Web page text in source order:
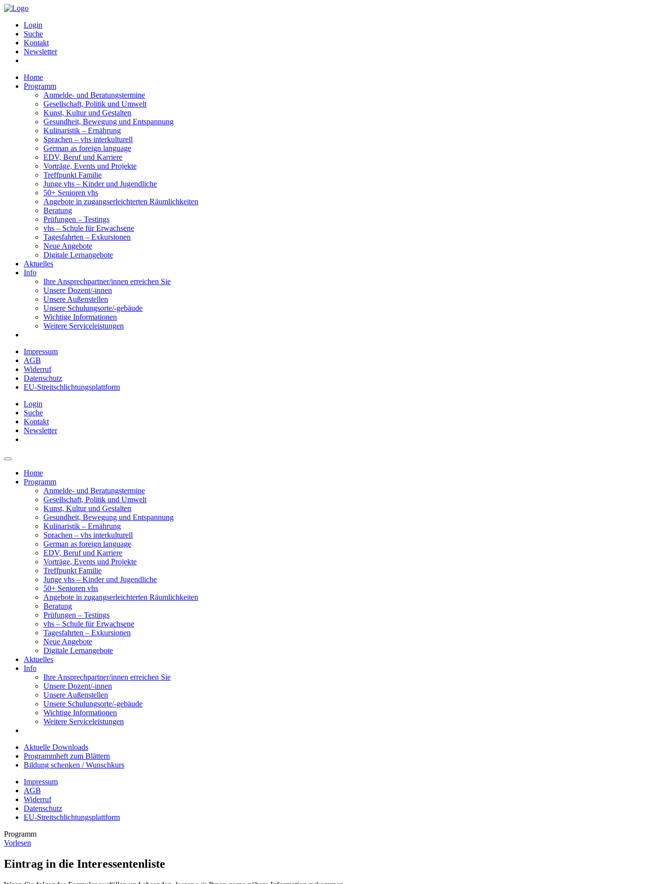
Login
Suche
Kontakt
Newsletter
Home
Programm
Anmelde- und Beratungstermine
Gesellschaft, Politik und Umwelt
Kunst, Kultur und Gestalten
Gesundheit, Bewegung und Entspannung
Kulinaristik – Ernährung
Sprachen – vhs interkulturell
German as foreign language
EDV, Beruf und Karriere
Vorträge, Events und Projekte
Treffpunkt Familie
Junge vhs – Kinder und Jugendliche
50+ Senioren vhs
Angebote in zugangserleichterten Räumlichkeiten
Beratung
Prüfungen – Testings
vhs – Schule für Erwachsene
Tagesfahrten – Exkursionen
Neue Angebote
Digitale Lernangebote
Aktuelles
Info
Ihre Ansprechpartner/innen erreichen Sie
Unsere Dozent/-innen
Unsere Außenstellen
Unsere Schulungsorte/-gebäude
Wichtige Informationen
Weitere Serviceleistungen
Impressum
AGB
Widerruf
Datenschutz
EU-Streitschlichtungsplattform
Login
Suche
Kontakt
Newsletter
Home
Programm
Anmelde- und Beratungstermine
Gesellschaft, Politik und Umwelt
Kunst, Kultur und Gestalten
Gesundheit, Bewegung und Entspannung
Kulinaristik – Ernährung
Sprachen – vhs interkulturell
German as foreign language
EDV, Beruf und Karriere
Vorträge, Events und Projekte
Treffpunkt Familie
Junge vhs – Kinder und Jugendliche
50+ Senioren vhs
Angebote in zugangserleichterten Räumlichkeiten
Beratung
Prüfungen – Testings
vhs – Schule für Erwachsene
Tagesfahrten – Exkursionen
Neue Angebote
Digitale Lernangebote
Aktuelles
Info
Ihre Ansprechpartner/innen erreichen Sie
Unsere Dozent/-innen
Unsere Außenstellen
Unsere Schulungsorte/-gebäude
Wichtige Informationen
Weitere Serviceleistungen
Aktuelle Downloads
Programmheft zum Blättern
Bildung schenken / Wunschkurs
Impressum
AGB
Widerruf
Datenschutz
EU-Streitschlichtungsplattform
Programm
Vorlesen
Eintrag in die Interessentenliste